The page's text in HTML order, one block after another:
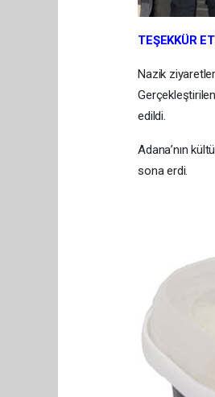
TEŞEKKÜR
Nazik
edildi.
Adana’nın
sona erdi.